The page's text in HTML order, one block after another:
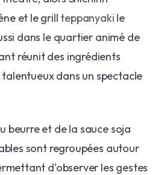
et le grill teppanyaki le
dans le quartier animé de
réunit des ingrédients
dans un spectacle
beurre et de la sauce soja
sont regroupées autour
d'observer les gestes